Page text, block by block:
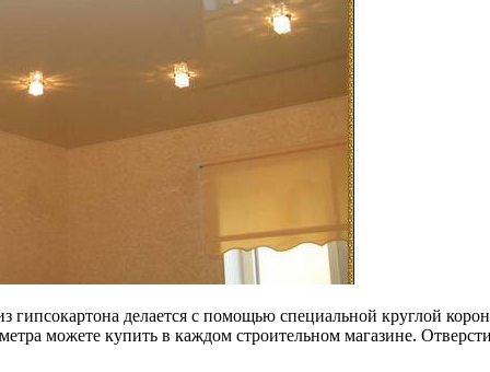
гипсокартона делается с помощью специальной круглой
можете купить в каждом строительном магазине.